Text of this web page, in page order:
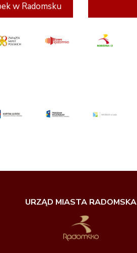
w Radomsku
URZĄD MIASTA RADOMSKA